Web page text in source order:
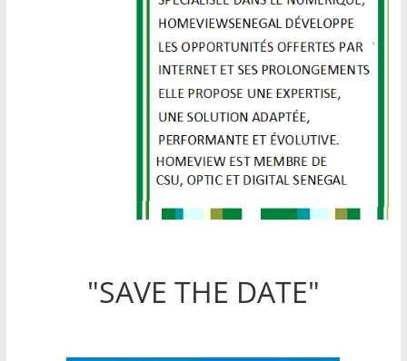
"SAVE THE DATE"